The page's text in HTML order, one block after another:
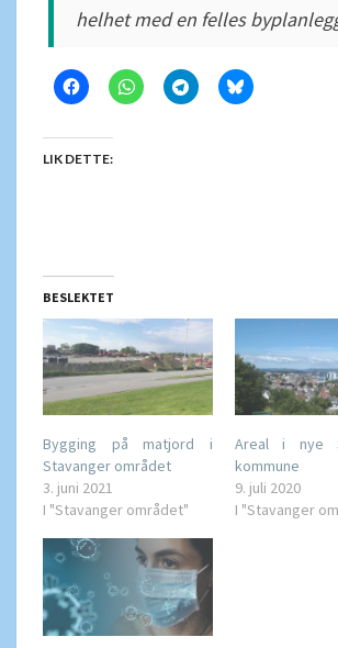
helhet med en felles
LIK DETTE:
BESLEKTET
Bygging på matjord i
Stavanger området
3. juni 2021
I "Stavanger området"
Areal i nye
kommune
9. juli 2020
I "Stavanger